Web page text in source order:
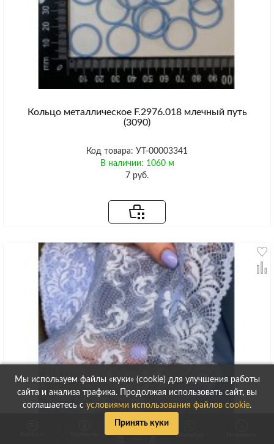
WhatsApp
Кольцо металлическое F.2976.018 млечный путь
(3090)
Код товара: УТ-00003341
В наличии: 1060 м
7 руб.
Мы используем файлы «куки» (cookie) для улучшения работы
сайта и анализа трафика. Продолжая использовать сайт, вы
соглашаетесь с условиями использования файлов cookie.
Принять куки